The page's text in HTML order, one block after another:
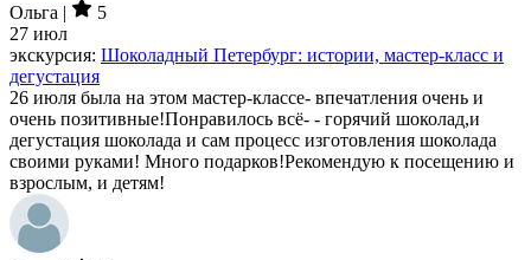
Ольга |
5
27 июл
экскурсия: Шоколадный Петербург: истории, мастер-класс и
дегустация
26 июля была на этом мастер-классе- впечатления очень и
очень позитивные!Понравилось всё- - горячий шоколад,и
дегустация шоколада и сам процесс изготовления шоколада
своими руками! Много подарков!Рекомендую к посещению и
взрослым, и детям!